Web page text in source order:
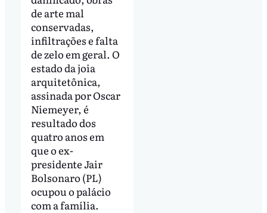
de arte mal
conservadas,
infiltrações e falta
de zelo em geral. O
estado da joia
arquitetônica,
assinada por Oscar
Niemeyer, é
resultado dos
quatro anos em
que o ex-
presidente Jair
Bolsonaro (PL)
ocupou o palácio
com a família.